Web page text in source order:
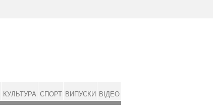
КУЛЬТУРА СПОРТ ВИПУСКИ ВІДЕО